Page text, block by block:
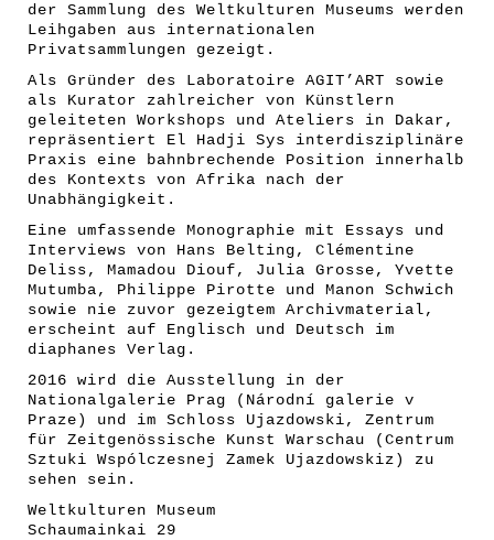
der Sammlung des Weltkulturen Museums werden
Leihgaben aus internationalen
Privatsammlungen gezeigt.
Als Gründer des Laboratoire AGIT’ART sowie
als Kurator zahlreicher von Künstlern
geleiteten Workshops und Ateliers in Dakar,
repräsentiert El Hadji Sys interdisziplinäre
Praxis eine bahnbrechende Position innerhalb
des Kontexts von Afrika nach der
Unabhängigkeit.
Eine umfassende Monographie mit Essays und
Interviews von Hans Belting, Clémentine
Deliss, Mamadou Diouf, Julia Grosse, Yvette
Mutumba, Philippe Pirotte und Manon Schwich
sowie nie zuvor gezeigtem Archivmaterial,
erscheint auf Englisch und Deutsch im
diaphanes Verlag.
2016 wird die Ausstellung in der
Nationalgalerie Prag ( Národní galerie v
Praze) und im Schloss Ujazdowski, Zentrum
für Zeitgenössische Kunst Warschau (Centrum
Sztuki Wspólczesnej Zamek Ujazdowskiz) zu
sehen sein.
Weltkulturen Museum
Schaumainkai 29